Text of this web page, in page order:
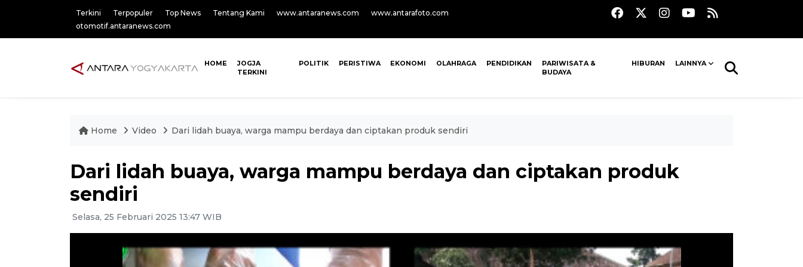
Terkini Terpopuler Top News Tentang Kami www.antaranews.com
www.antarafoto.com
otomotif.antaranews.com
HOME
JOGJA
TERKINI
POLITIK PERISTIWA EKONOMI OLAHRAGA PENDIDIKAN
PARIWISATA &
BUDAYA
HIBURAN LAINNYA
Home Video Dari lidah buaya, warga mampu berdaya dan ciptakan produk sendiri
Dari lidah buaya, warga mampu berdaya dan ciptakan produk
sendiri
Selasa, 25 Februari 2025 13:47 WIB